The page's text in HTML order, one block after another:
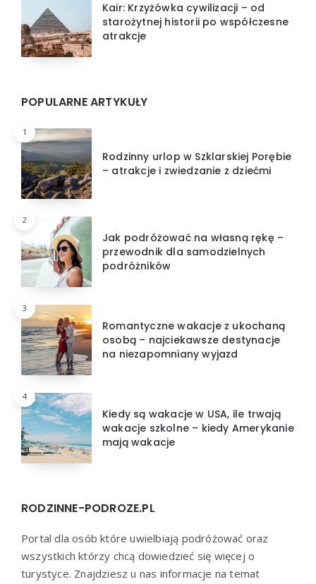
Kair: Krzyżówka cywilizacji – od
starożytnej historii po współczesne
atrakcje
POPULARNE ARTYKUŁY
1
Rodzinny urlop w Szklarskiej Porębie
– atrakcje i zwiedzanie z dziećmi
2
Jak podróżować na własną rękę –
przewodnik dla samodzielnych
podróżników
3
Romantyczne wakacje z ukochaną
osobą – najciekawsze destynacje
na niezapomniany wyjazd
4
Kiedy są wakacje w USA, ile trwają
wakacje szkolne – kiedy Amerykanie
mają wakacje
RODZINNE-PODROZE.PL
Portal dla osób które uwielbiają podróżować oraz
wszystkich którzy chcą dowiedzieć się więcej o
turystyce. Znajdziesz u nas informacje na temat